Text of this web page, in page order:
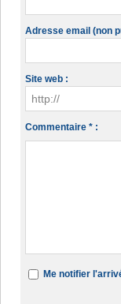
Adresse email (non
Site web :
Commentaire * :
Me notifier